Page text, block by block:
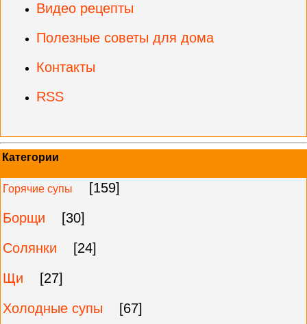
Видео рецепты
Полезные советы для дома
Контакты
RSS
Категории
Горячие супы
[159]
Борщи
[30]
Солянки
[24]
Щи
[27]
Холодные супы
[67]